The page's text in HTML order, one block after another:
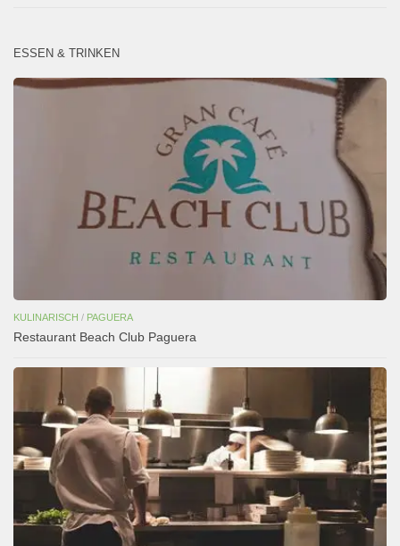
ESSEN & TRINKEN
KULINARISCH / PAGUERA
Restaurant Beach Club Paguera